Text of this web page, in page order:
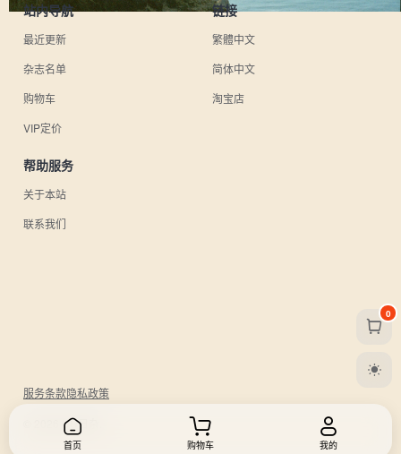
站内导航
最近更新
杂志名单
购物车
VIP定价
链接
繁體中文
简体中文
淘宝店
帮助服务
关于本站
联系我们
服务条款隐私政策
© 2026 UU日杂.
0
首页 购物车 我的